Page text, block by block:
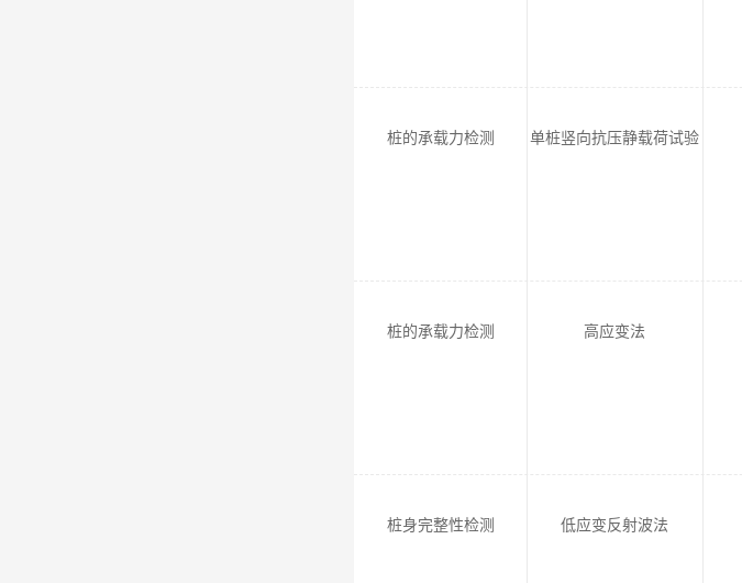
桩的承载力检测 单桩竖向抗压静载荷试验
桩的承载力检测 高应变法
桩身完整性检测 低应变反射波法